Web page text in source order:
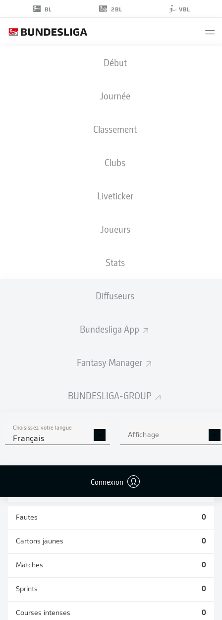
BL 2BL VBL
Début
Journée
Classement
Clubs
Liveticker
Joueurs
Stats
Diffuseurs
Bundesliga App
Fantasy Manager
BUNDESLIGA-GROUP
Choisissez votre langue
Français Affichage
Connexion
STATS DE LA SAISON
2024/2025
0
Fautes 0
Cartons jaunes 0
Matches 0
Sprints 0
Courses intenses 0